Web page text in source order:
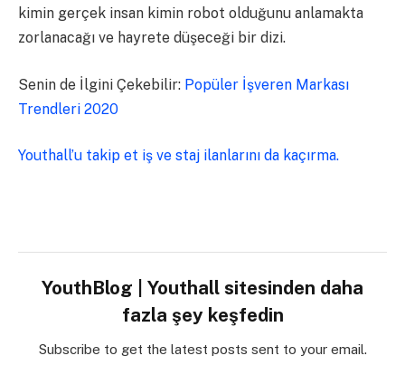
kimin gerçek insan kimin robot olduğunu anlamakta
zorlanacağı ve hayrete düşeceği bir dizi.
Senin de İlgini Çekebilir: Popüler İşveren Markası
Trendleri 2020
Youthall’u takip et iş ve staj ilanlarını da kaçırma.
YouthBlog | Youthall sitesinden daha
fazla şey keşfedin
Subscribe to get the latest posts sent to your email.